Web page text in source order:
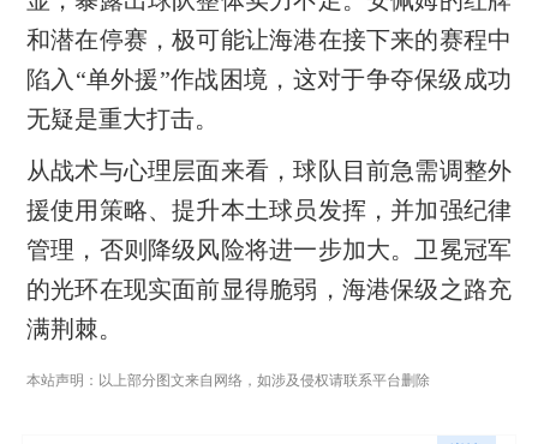
和潜在停赛，极可能让海港在接下来的赛程中
陷入“单外援”作战困境，这对于争夺保级成功
无疑是重大打击。
从战术与心理层面来看，球队目前急需调整外
援使用策略、提升本土球员发挥，并加强纪律
管理，否则降级风险将进一步加大。卫冕冠军
的光环在现实面前显得脆弱，海港保级之路充
满荆棘。
本站声明：以上部分图文来自网络，如涉及侵权请联系平台删除